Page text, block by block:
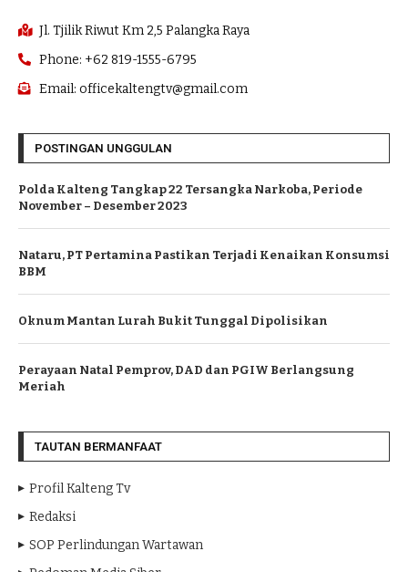
Jl. Tjilik Riwut Km 2,5 Palangka Raya
Phone: +62 819-1555-6795
Email: officekaltengtv@gmail.com
POSTINGAN UNGGULAN
Polda Kalteng Tangkap 22 Tersangka Narkoba, Periode
November – Desember 2023
Nataru, PT Pertamina Pastikan Terjadi Kenaikan Konsumsi
BBM
Oknum Mantan Lurah Bukit Tunggal Dipolisikan
Perayaan Natal Pemprov, DAD dan PGIW Berlangsung
Meriah
TAUTAN BERMANFAAT
Profil Kalteng Tv
Redaksi
SOP Perlindungan Wartawan